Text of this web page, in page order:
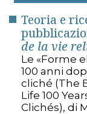
Teoria e
de la vie
Le «Forme
100 anni
cliché (The
Life 100
Clichés), di